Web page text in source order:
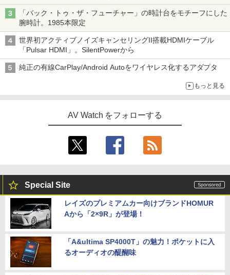
「バック・トゥ・ザ・フューチャー」の時計台をモチーフにした
腕時計。1985本限定
世界初アクティブノイズキャンセリングII搭載HDMIケーブル
「Pulsar HDMI」。SilentPowerから
純正の有線CarPlay/Android Autoをワイヤレス化するアダプタ
もっと見る
AV Watch をフォローする
Special Site
レイズのプレミアムカー向けブランドHOMUR
Aから「2×9R」が登場！
「A&ultima SP4000T」の魅力！ポケットに入
るオーディオの醍醐味